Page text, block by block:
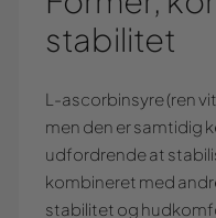
stabilitet
L-ascorbinsyre (ren
men den er samtidig
udfordrende at
kombineret med
stabilitet og